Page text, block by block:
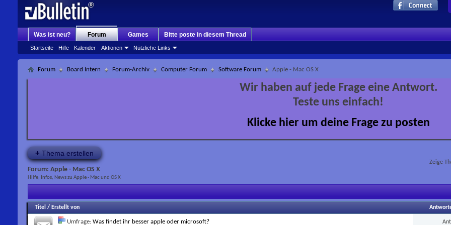
Was ist neu? Forum
Startseite Hilfe Kalender Aktionen Nützliche Links
Games Bitte poste in diesem Thread
Forum Board Intern Forum-Archiv Computer Forum Software Forum Apple - Mac OS X
Wir haben auf jede Frage eine Antwort.
Teste uns einfach!
Klicke hier um deine Frage zu posten
+ Thema erstellen
Zeige
Forum: Apple - Mac OS X
Hilfe, Infos, News zu Apple - Mac und OS X
Titel / Erstellt von
Umfrage: Was findet ihr besser apple oder microsoft?